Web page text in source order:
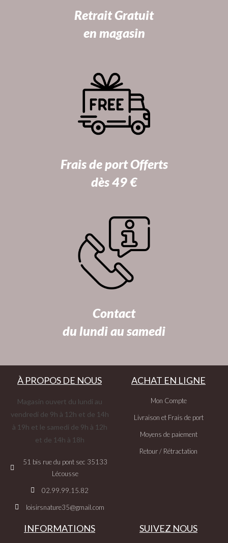
Retrait Gratuit
en magasin
Frais de port Offerts
dès 49 €
Contact
du lundi au samedi
À PROPOS DE NOUS
Magasin ouvert du lundi au
vendredi de 9h à 12h et de 14h
à 19h et le samedi de 9h à 12h
et de 14h à 18h
51 bis rue du pont sec 35133
Lécousse
02.99.99.15.82
loisirsnature35@gmail.com
ACHAT EN LIGNE
Mon Compte
Livraison et Frais de port
Moyens de paiement
Retour / Rétractation
INFORMATIONS SUIVEZ NOUS